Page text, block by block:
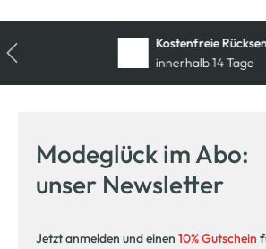
Kostenfreie
innerhalb 14 Tage
Modeglück im Abo:
unser Newsletter
Jetzt anmelden und einen 10% Gutschein